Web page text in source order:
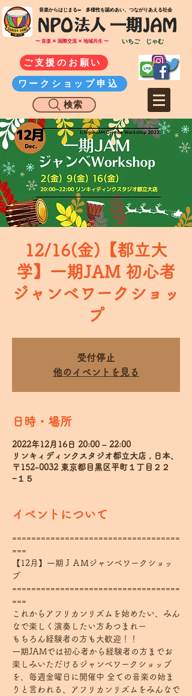
​音楽からはじまる∞ 多様性を認めあい、つながりあえる社会
〜 音楽 ✕ 国際交流 ✕ 地域共生 〜 いちご じゃむ
ご支援のお願い
ワークショップ申込
検索
12/16(金)【都立大
学】一期JAM 初心者
ジャンベワークショッ
プ
受付停止
他のイベントを見る
日時・場所
2022年12月16日 20:00 – 22:00
リンキィディンクスタジオ都立大店 , 日本、
〒152-0032 東京都目黒区平町１丁目２２
−１５
イベントについて
===================================
===
【12月】一期ＪＡＭジャンベワークショッ
プ
===================================
===
これからアフリカンリズムを始めたい、みん
なで楽しく演奏したい方あつまれー
もちろん経験者の方も大歓迎！！
一期JAMでは初心者から経験者の方までお
楽しみいただけるジャンベワークショップ
を、毎週金曜日に開催中 全ての音楽の始ま
りと言われる、アフリカンリズムをみんなで